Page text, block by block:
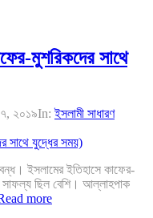
মুশরিকদের সাথে
২০১৯In:ইসলামী সাধারণ
ইসলামের ইতিহাসে কাফের-
সাফল্য ছিল বেশি। আল্লাহপাক
more